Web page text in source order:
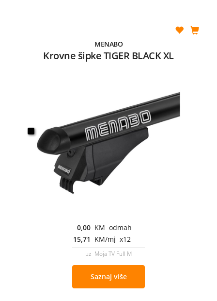
MENABO
Krovne šipke TIGER BLACK XL
0,00 KM odmah
15,71 KM/mj x12
uz Moja TV Full M
Saznaj više